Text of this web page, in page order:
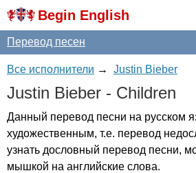
Begin English
Перевод песен
Все исполнители → Justin Bieber
Justin Bieber - Children
Данный перевод песни на русском
художественным, т.е. перевод
узнать дословный перевод песни,
мышкой на английские слова.